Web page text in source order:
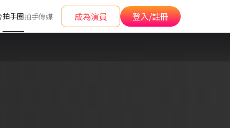
拍手圈拍手傳媒 成為演員 登入/註冊